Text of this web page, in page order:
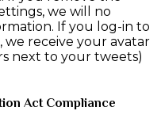
we will no
If you log-in to
receive your avatar
next to your tweets)
Act Compliance